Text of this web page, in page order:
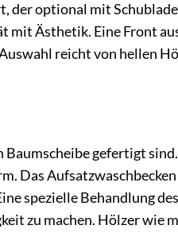
der optional mit
mit Ästhetik. Eine Front
reicht von hellen
gefertigt
Das
spezielle Behandlung
zu machen. Hölzer wie